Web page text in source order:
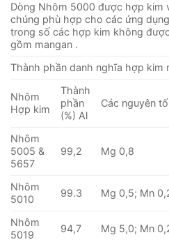
Dòng Nhôm 5000 được hợp kim
chúng phù hợp cho các ứng
trong số các hợp kim không
gồm mangan .
Thành phần danh nghĩa hợp kim
Nhôm
Hợp kim
Thành
phần
(%) Al
Các nguyên
Nhôm
5005 &
5657
99,2 Mg 0,8
Nhôm
5010
99.3 Mg 0,5; Mn
Nhôm
5019
94,7 Mg 5,0; Mn